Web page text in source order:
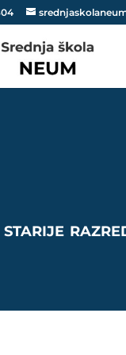
starije